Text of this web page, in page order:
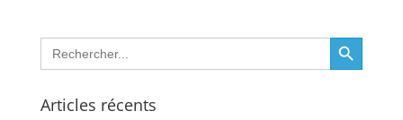
Search
for:
Search Button
Articles récents